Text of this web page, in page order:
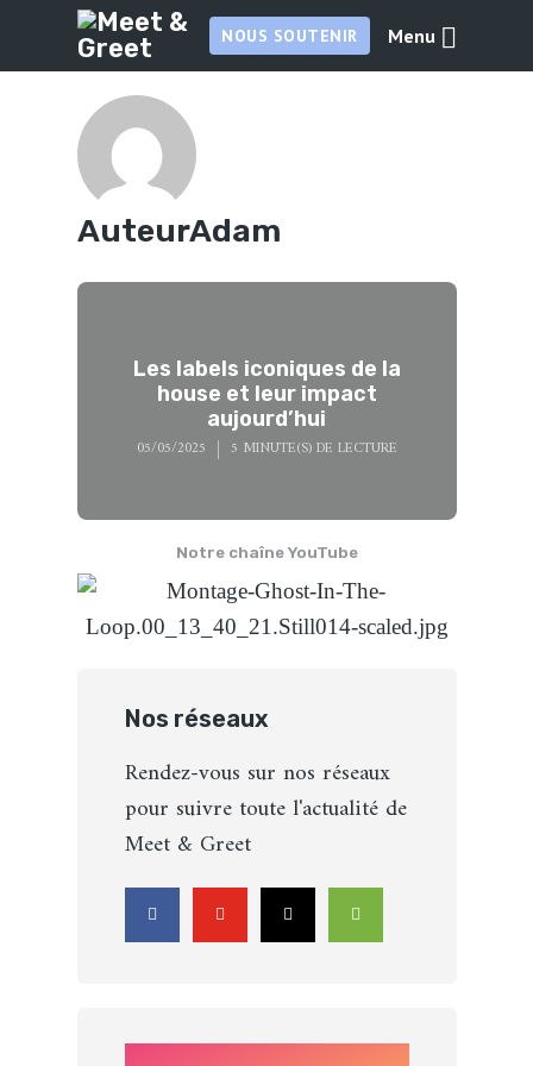
NOUS SOUTENIR Menu
AuteurAdam
Les labels iconiques de la
house et leur impact
aujourd’hui
05/05/2025 5 MINUTE(S) DE LECTURE
Notre chaîne YouTube
Nos réseaux
Rendez-vous sur nos réseaux
pour suivre toute l'actualité de
Meet & Greet